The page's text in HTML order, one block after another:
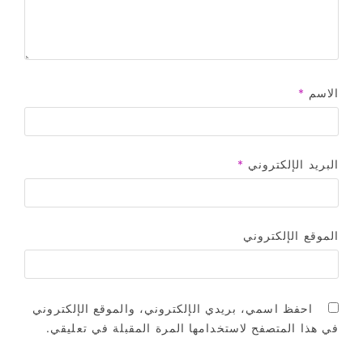
الاسم *
البريد الإلكتروني *
الموقع الإلكتروني
احفظ اسمي، بريدي الإلكتروني، والموقع الإلكتروني
في هذا المتصفح لاستخدامها المرة المقبلة في تعليقي.